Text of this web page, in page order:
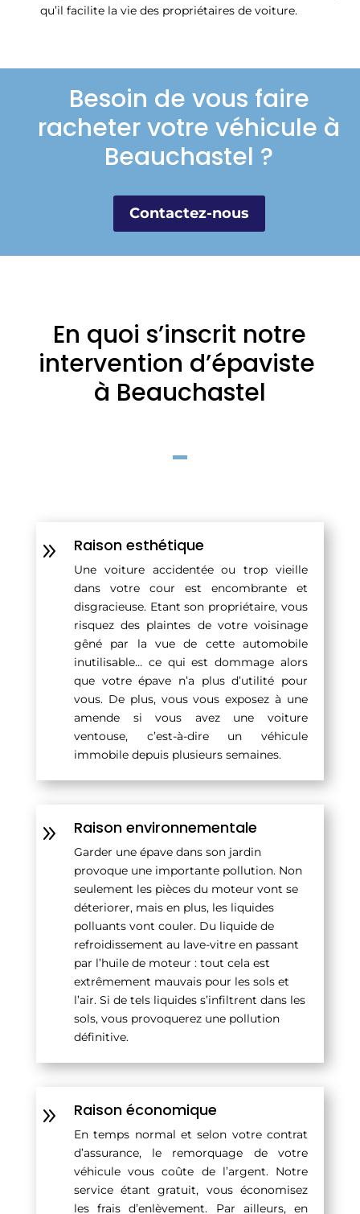
qu’il facilite la vie des propriétaires de voiture.
Besoin de vous faire
racheter votre véhicule à
Beauchastel ?
Contactez-nous
En quoi s’inscrit notre
intervention d’épaviste
à Beauchastel
9 Raison esthétique
Une voiture accidentée ou trop vieille
dans votre cour est encombrante et
disgracieuse. Etant son propriétaire, vous
risquez des plaintes de votre voisinage
gêné par la vue de cette automobile
inutilisable… ce qui est dommage alors
que votre épave n’a plus d’utilité pour
vous. De plus, vous vous exposez à une
amende si vous avez une voiture
ventouse, c’est-à-dire un véhicule
immobile depuis plusieurs semaines.
9 Raison environnementale
Garder une épave dans son jardin
provoque une importante pollution. Non
seulement les pièces du moteur vont se
déteriorer, mais en plus, les liquides
polluants vont couler. Du liquide de
refroidissement au lave-vitre en passant
par l’huile de moteur : tout cela est
extrêmement mauvais pour les sols et
l’air. Si de tels liquides s’infiltrent dans les
sols, vous provoquerez une pollution
définitive.
9 Raison économique
En temps normal et selon votre contrat
d’assurance, le remorquage de votre
véhicule vous coûte de l’argent. Notre
service étant gratuit, vous économisez
les frais d’enlèvement. Par ailleurs, en